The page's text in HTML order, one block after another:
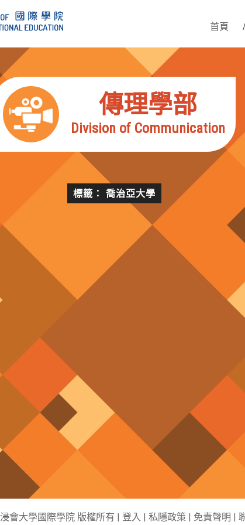
首頁
傳理學部
Division of Communication
標籤： 喬治亞大學
會大學國際學院 版權所有 | 登入 | 私隱政策| 免責聲明 |